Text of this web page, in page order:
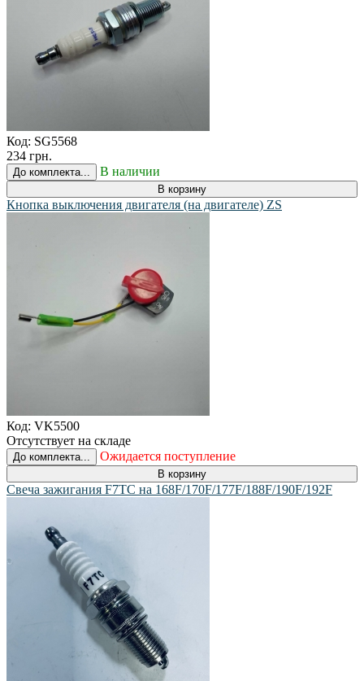
Код: SG5568
234 грн.
До комплекта... В наличии
В корзину
Кнопка выключения двигателя (на двигателе) ZS
Код: VK5500
Отсутствует на складе
До комплекта... Ожидается поступление
В корзину
Свеча зажигания F7TC на 168F/170F/177F/188F/190F/192F